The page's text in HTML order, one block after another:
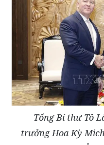
Tổng Bí thư Tô
trưởng Hoa Kỳ